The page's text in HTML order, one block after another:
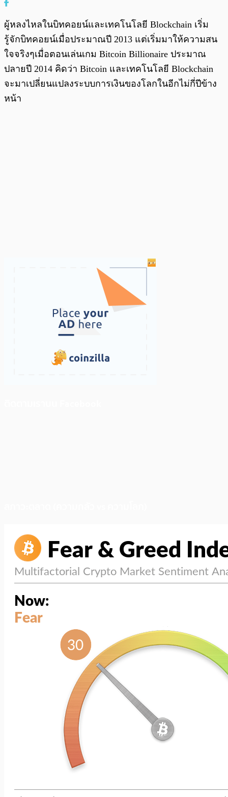
ผู้หลงไหลในบิทคอยน์และเทคโนโลยี Blockchain เริ่ม
รู้จักบิทคอยน์เมื่อประมาณปี 2013 แต่เริ่มมาให้ความสน
ใจจริงๆเมื่อตอนเล่นเกม Bitcoin Billionaire ประมาณ
ปลายปี 2014 คิดว่า Bitcoin และเทคโนโลยี Blockchain
จะมาเปลี่ยนแปลงระบบการเงินของโลกในอีกไม่กี่ปีข้าง
หน้า